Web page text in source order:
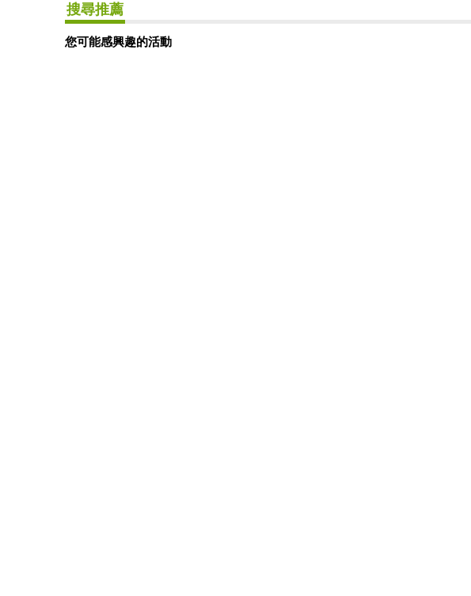
搜尋推薦
您可能感興趣的活動